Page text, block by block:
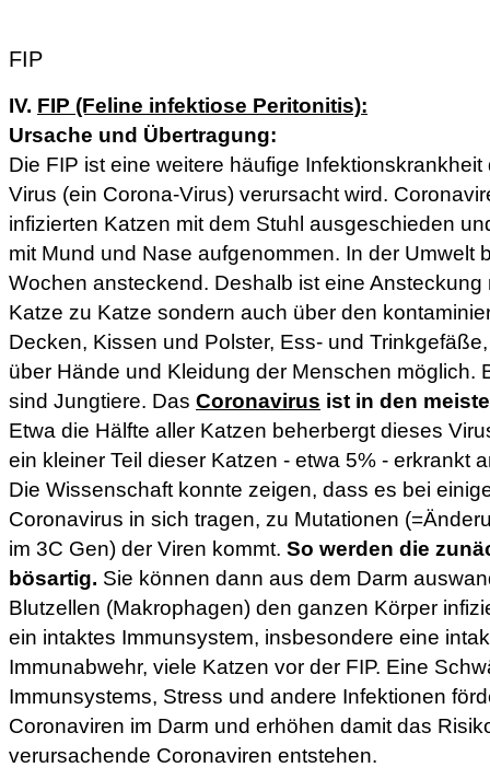
FIP
IV. FIP (Feline infektiose Peritonitis):
Ursache und Übertragung:
Die FIP ist eine weitere häufige
Virus (ein Corona-Virus) verursacht wird.
infizierten Katzen mit dem Stuhl ausgeschieden
mit Mund und Nase aufgenommen. In der Umwelt
Wochen ansteckend. Deshalb ist eine Ansteckung
Katze zu Katze sondern auch über den
Decken, Kissen und Polster, Ess- und
über Hände und Kleidung der Menschen möglich.
sind Jungtiere. Das Coronavirus ist in den
Etwa die Hälfte aller Katzen beherbergt dieses
ein kleiner Teil dieser Katzen - etwa 5% - erkrankt
Die Wissenschaft konnte zeigen, dass es bei
Coronavirus in sich tragen, zu Mutationen
im 3C Gen) der Viren kommt. So werden die
bösartig. Sie können dann aus dem Darm
Blutzellen (Makrophagen) den ganzen Körper
ein intaktes Immunsystem, insbesondere eine
Immunabwehr, viele Katzen vor der FIP. Eine
Immunsystems, Stress und andere Infektionen
Coronaviren im Darm und erhöhen damit das
verursachende Coronaviren entstehen.